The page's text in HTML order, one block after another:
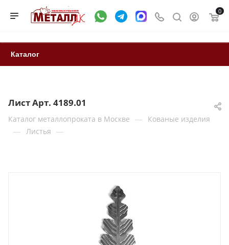
0
Каталог
Лист Арт. 4189.01
Каталог металлопроката в Москве — Кованые изделия
— Листья —